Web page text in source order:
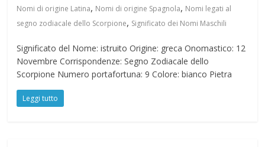
Nomi di origine Latina, Nomi di origine Spagnola, Nomi legati al
segno zodiacale dello Scorpione, Significato dei Nomi Maschili
Significato del Nome: istruito Origine: greca Onomastico: 12
Novembre Corrispondenze: Segno Zodiacale dello
Scorpione Numero portafortuna: 9 Colore: bianco Pietra
Leggi tutto